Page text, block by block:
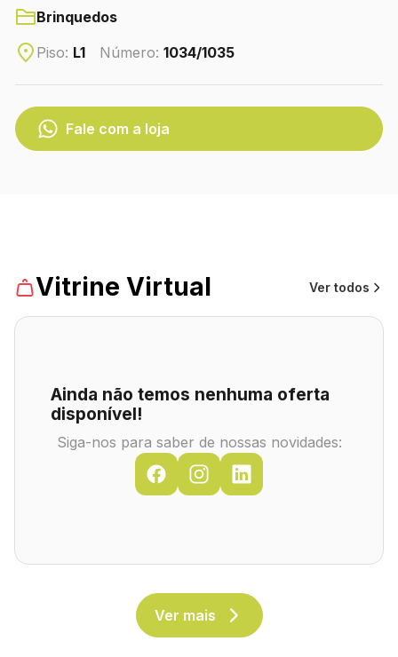
(41) 3216-1700
WhatsApp
Brinquedos
Piso: L1 Número: 1034/1035
Fale com a loja
Vitrine Virtual Ver todos
Ainda não temos nenhuma oferta
disponível!
Siga-nos para saber de nossas novidades:
Ver mais